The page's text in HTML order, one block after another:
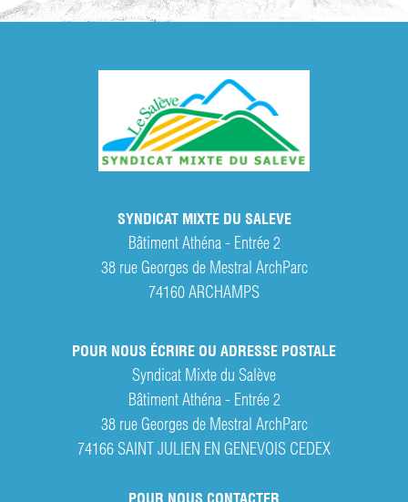
SYNDICAT MIXTE DU SALEVE
Bâtiment Athéna - Entrée 2
38 rue Georges de Mestral ArchParc
74160 ARCHAMPS
POUR NOUS ÉCRIRE OU ADRESSE POSTALE
Syndicat Mixte du Salève
Bâtiment Athéna - Entrée 2
38 rue Georges de Mestral ArchParc
74166 SAINT JULIEN EN GENEVOIS CEDEX
POUR NOUS CONTACTER